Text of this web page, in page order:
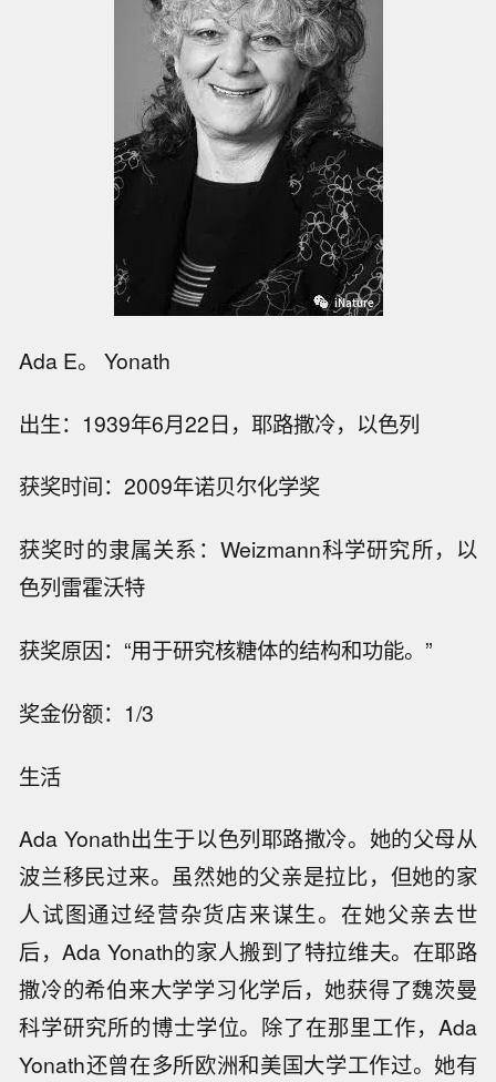
Ada E。 Yonath
出生：1939年6月22日，耶路撒冷，以色列
获奖时间：2009年诺贝尔化学奖
获奖时的隶属关系：Weizmann科学研究所，以
色列雷霍沃特
获奖原因：“用于研究核糖体的结构和功能。”
奖金份额：1/3
生活
Ada Yonath出生于以色列耶路撒冷。她的父母从
波兰移民过来。虽然她的父亲是拉比，但她的家
人试图通过经营杂货店来谋生。在她父亲去世
后，Ada Yonath的家人搬到了特拉维夫。在耶路
撒冷的希伯来大学学习化学后，她获得了魏茨曼
科学研究所的博士学位。除了在那里工作，Ada
Yonath还曾在多所欧洲和美国大学工作过。她有